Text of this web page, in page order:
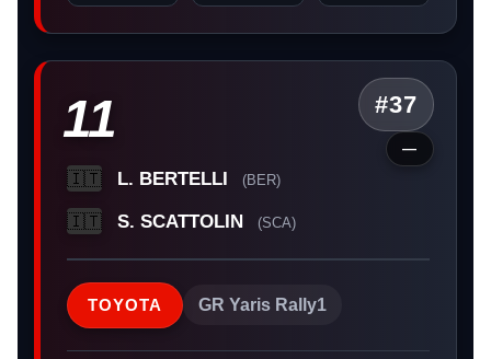
11 #37
—
🇮🇹 L. BERTELLI (BER)
🇮🇹 S. SCATTOLIN (SCA)
TOYOTA GR Yaris Rally1